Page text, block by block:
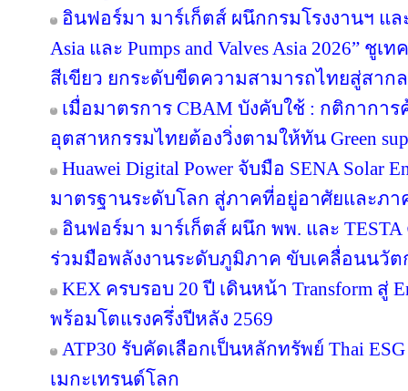
อินฟอร์มา มาร์เก็ตส์ ผนึกกรมโรงงานฯ แ
Asia และ Pumps and Valves Asia 2026”
สีเขียว ยกระดับขีดความสามารถไทยสู่สากล
เมื่อมาตรการ CBAM บังคับใช้ : กติกากา
อุตสาหกรรมไทยต้องวิ่งตามให้ทัน Green
Huawei Digital Power จับมือ SENA Solar
มาตรฐานระดับโลก สู่ภาคที่อยู่อาศัยและภา
อินฟอร์มา มาร์เก็ตส์ ผนึก พพ. และ TESTA
ร่วมมือพลังงานระดับภูมิภาค ขับเคลื่อนนวัต
KEX ครบรอบ 20 ปี เดินหน้า Transform สู่
พร้อมโตแรงครึ่งปีหลัง 2569
ATP30 รับคัดเลือกเป็นหลักทรัพย์ Thai ESG
เมกะเทรนด์โลก